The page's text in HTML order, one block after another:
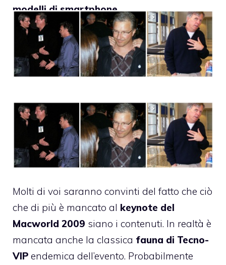
modelli di smartphone.
Molti di voi saranno convinti del fatto che ciò
che di più è mancato al keynote del
Macworld 2009 siano i contenuti. In realtà è
mancata anche la classica fauna di Tecno-
VIP endemica dell’evento. Probabilmente